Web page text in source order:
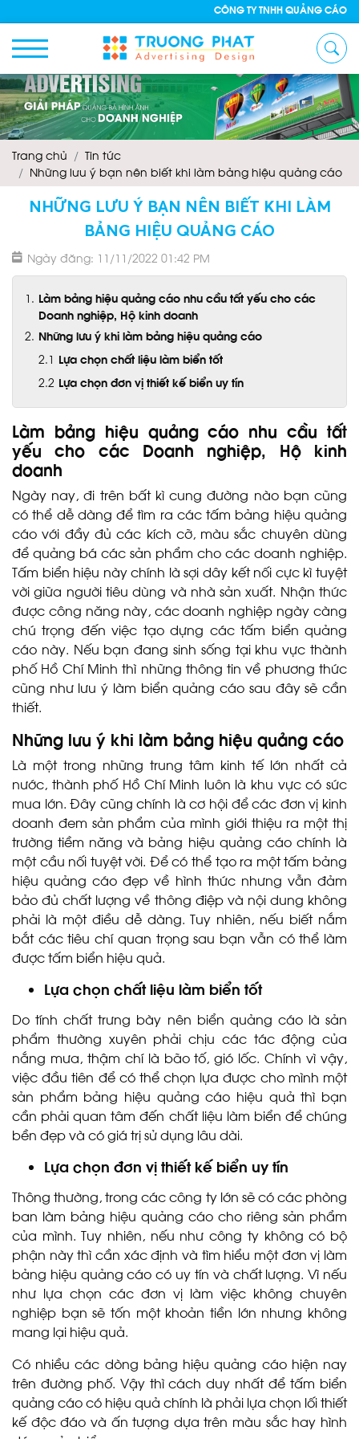
CÔNG TY TNHH QUẢNG CÁO
Trang chủ
Tin tức
Những lưu ý bạn nên biết khi làm bảng hiệu quảng cáo
NHỮNG LƯU Ý BẠN NÊN BIẾT KHI LÀM
BẢNG HIỆU QUẢNG CÁO
Ngày đăng: 11/11/2022 01:42 PM
Làm bảng hiệu quảng cáo nhu cầu tất yếu cho các
Doanh nghiệp, Hộ kinh doanh
Những lưu ý khi làm bảng hiệu quảng cáo
Lựa chọn chất liệu làm biển tốt
Lựa chọn đơn vị thiết kế biển uy tín
Làm bảng hiệu quảng cáo nhu cầu tất
yếu cho các Doanh nghiệp, Hộ kinh
doanh
Ngày nay, đi trên bất kì cung đường nào bạn cũng
có thể dễ dàng để tìm ra các tấm bảng hiệu quảng
cáo với đầy đủ các kích cỡ, màu sắc chuyên dùng
để quảng bá các sản phẩm cho các doanh nghiệp.
Tấm biển hiệu này chính là sợi dây kết nối cực kì tuyệt
vời giữa người tiêu dùng và nhà sản xuất. Nhận thức
được công năng này, các doanh nghiệp ngày càng
chú trọng đến việc tạo dựng các tấm biển quảng
cáo này. Nếu bạn đang sinh sống tại khu vực thành
phố Hồ Chí Minh thì những thông tin về phương thức
cũng như lưu ý làm biển quảng cáo sau đây sẽ cần
thiết.
Những lưu ý khi làm bảng hiệu quảng cáo
Là một trong những trung tâm kinh tế lớn nhất cả
nước, thành phố Hồ Chí Minh luôn là khu vực có sức
mua lớn. Đây cũng chính là cơ hội để các đơn vị kinh
doanh đem sản phẩm của mình giới thiệu ra một thị
trường tiềm năng và bảng hiệu quảng cáo chính là
một cầu nối tuyệt vời. Để có thể tạo ra một tấm bảng
hiệu quảng cáo đẹp về hình thức nhưng vẫn đảm
bảo đủ chất lượng về thông điệp và nội dung không
phải là một điều dễ dàng. Tuy nhiên, nếu biết nắm
bắt các tiêu chí quan trọng sau bạn vẫn có thể làm
được tấm biển hiệu quả.
Lựa chọn chất liệu làm biển tốt
Do tính chất trưng bày nên biển quảng cáo là sản
phẩm thường xuyên phải chịu các tác động của
nắng mưa, thậm chí là bão tố, gió lốc. Chính vì vậy,
việc đầu tiên để có thể chọn lựa được cho mình một
sản phẩm bảng hiệu quảng cáo hiệu quả thì bạn
cần phải quan tâm đến chất liệu làm biển để chúng
bền đẹp và có giá trị sử dụng lâu dài.
Lựa chọn đơn vị thiết kế biển uy tín
Thông thường, trong các công ty lớn sẽ có các phòng
ban làm bảng hiệu quảng cáo cho riêng sản phẩm
của mình. Tuy nhiên, nếu như công ty không có bộ
phận này thì cần xác định và tìm hiểu một đơn vị làm
bảng hiệu quảng cáo có uy tín và chất lượng. Vì nếu
như lựa chọn các đơn vị làm việc không chuyên
nghiệp bạn sẽ tốn một khoản tiền lớn nhưng không
mang lại hiệu quả.
Có nhiều các dòng bảng hiệu quảng cáo hiện nay
trên đường phố. Vậy thì cách duy nhất để tấm biển
quảng cáo có hiệu quả chính là phải lựa chọn lối thiết
kế độc đáo và ấn tượng dựa trên màu sắc hay hình